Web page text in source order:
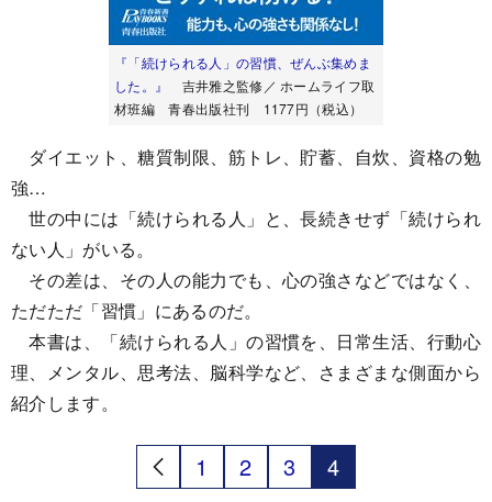
『「続けられる人」の習慣、ぜんぶ集めま
した。』
吉井雅之監修／ ホームライフ取
材班編 青春出版社刊 1177円（税込）
ダイエット、糖質制限、筋トレ、貯蓄、自炊、資格の勉
強…
世の中には「続けられる人」と、長続きせず「続けられ
ない人」がいる。
その差は、その人の能力でも、心の強さなどではなく、
ただただ「習慣」にあるのだ。
本書は、「続けられる人」の習慣を、日常生活、行動心
理、メンタル、思考法、脳科学など、さまざまな側面から
紹介します。
1 2 3 4